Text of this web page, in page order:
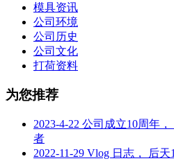
模具资讯
公司环境
公司历史
公司文化
打荷资料
为您推荐
2023-4-22 公司成立10周年
者
2022-11-29 Vlog 日志， 后天